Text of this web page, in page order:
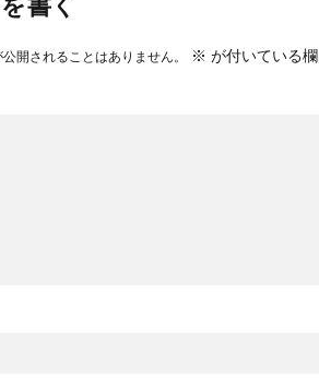
書く
開されることはありません。 ※ が付いている